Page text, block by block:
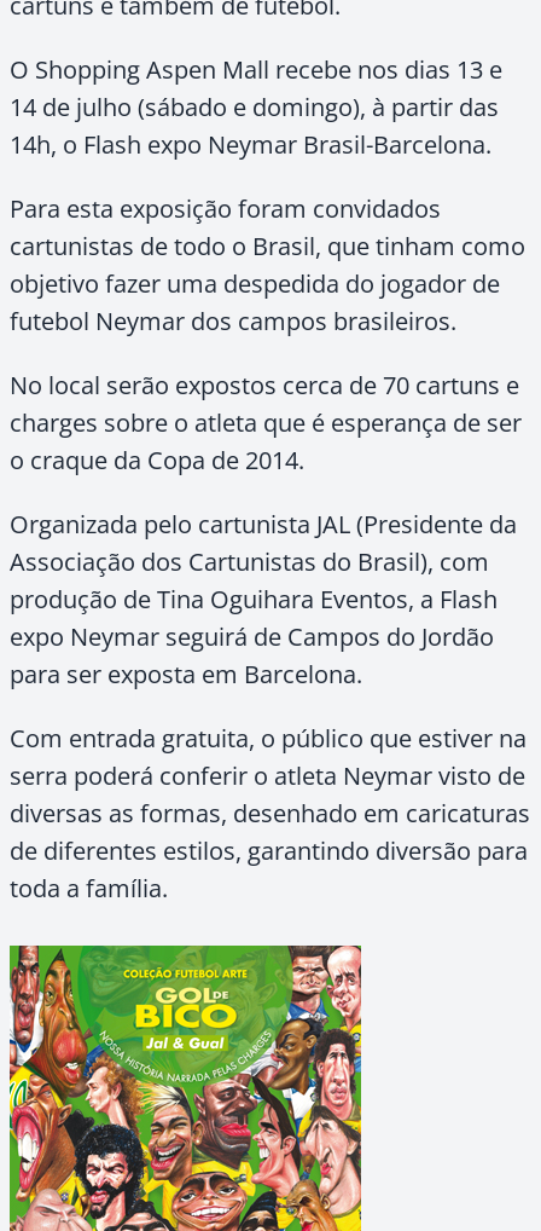
O Shopping Aspen Mall recebe nos dias 13 e
14 de julho (sábado e domingo), à partir das
14h, o Flash expo Neymar Brasil-Barcelona.
Para esta exposição foram convidados
cartunistas de todo o Brasil, que tinham como
objetivo fazer uma despedida do jogador de
futebol Neymar dos campos brasileiros.
No local serão expostos cerca de 70 cartuns e
charges sobre o atleta que é esperança de ser
o craque da Copa de 2014.
Organizada pelo cartunista JAL (Presidente da
Associação dos Cartunistas do Brasil), com
produção de Tina Oguihara Eventos, a Flash
expo Neymar seguirá de Campos do Jordão
para ser exposta em Barcelona.
Com entrada gratuita, o público que estiver na
serra poderá conferir o atleta Neymar visto de
diversas as formas, desenhado em caricaturas
de diferentes estilos, garantindo diversão para
toda a família.